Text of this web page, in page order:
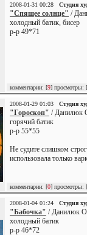
2008-01-31 00:28 Студия
"Спящее солнце" /
холодный батик, бисер
р-р 49*71
комментарии: [9] просмотры: [
2008-01-29 01:03 Студия
"Гороскоп" / Данилюк
горячий батик
р-р 55*55
Не судите слишком
использовала только
комментарии: [0] просмотры: [
2008-01-04 01:24 Студия
"Бабочка" / Данилюк
холодный батик
р-р 46*72